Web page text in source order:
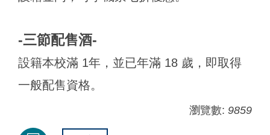
-三節配售酒-
設籍本校滿 1年，並已年滿 18 歲，即取得
一般配售資格。
瀏覽數: 9859